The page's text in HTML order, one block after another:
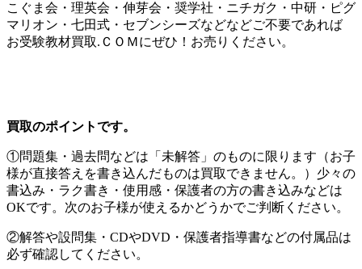
こぐま会・理英会・伸芽会・奨学社・ニチガク・中研・ピグ
マリオン・七田式・セブンシーズなどなどご不要であれば
お受験教材買取.ＣＯＭにぜひ！お売りください。
買取のポイントです。
①問題集・過去問などは「未解答」のものに限ります（お子
様が直接答えを書き込んだものは買取できません。）少々の
書込み・ラク書き・使用感・保護者の方の書き込みなどは
OKです。次のお子様が使えるかどうかでご判断ください。
②解答や設問集・CDやDVD・保護者指導書などの付属品は
必ず確認してください。